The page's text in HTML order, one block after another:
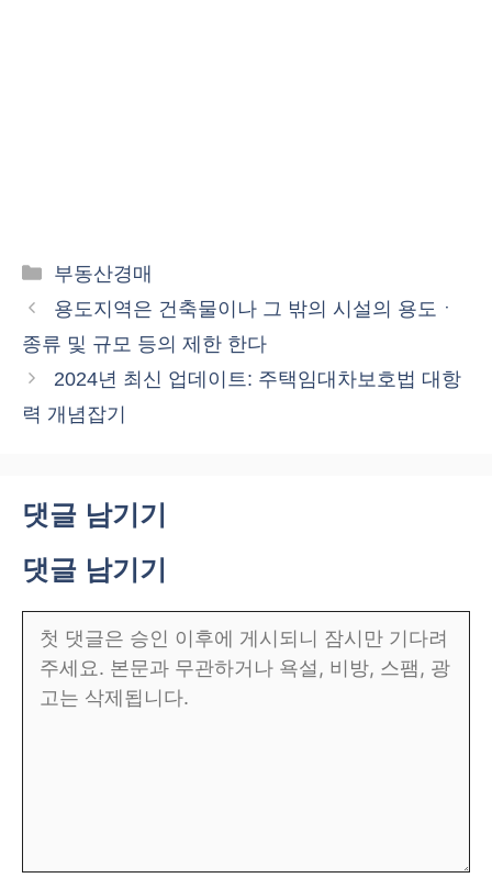
카
테
리
부동산경매
용도지역은 건축물이나 그 밖의 시설의 용도ㆍ
종류 및 규모 등의 제한 한다
2024년 최신 업데이트: 주택임대차보호법 대항
력 개념잡기
댓글 남기기
댓글 남기기